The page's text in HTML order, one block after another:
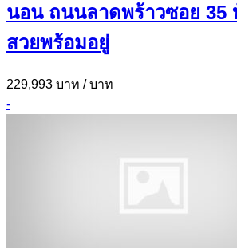
นอน ถนนลาดพร้าวซอย 35
สวยพร้อมอยู่
229,993 บาท / บาท
-